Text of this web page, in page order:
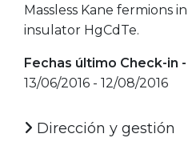
Massless Kane fermions
insulator HgCdTe.
Fechas último Check-in
13/06/2016 - 12/08/2016
Dirección y gestión